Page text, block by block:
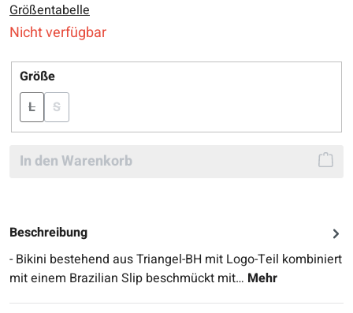
Größentabelle
Nicht verfügbar
Größeauswählen
L(Diese Option ist zurzeit nicht verfügbar.)
S(Diese Option ist zurzeit nicht verfügbar.)
In den Warenkorb
Beschreibung
- Bikini bestehend aus Triangel-BH mit Logo-Teil kombiniert
mit einem Brazilian Slip beschmückt mit… Mehr